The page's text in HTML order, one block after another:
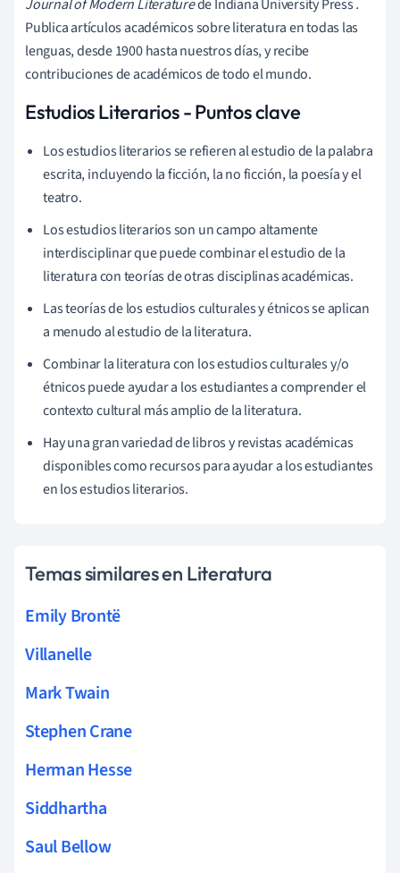
Journal of Modern Literaturede Indiana University Press.
Publica artículos académicos sobre literatura en todas las
lenguas, desde 1900 hasta nuestros días, y recibe
contribuciones de académicos de todo el mundo.
Estudios Literarios - Puntos clave
Los estudios literarios se refieren al estudio de la palabra
escrita, incluyendo la ficción, la no ficción, la poesía y el
teatro.
Los estudios literarios son un campo altamente
interdisciplinar que puede combinar el estudio de la
literatura con teorías de otras disciplinas académicas.
Las teorías de los estudios culturales y étnicos se aplican
a menudo al estudio de la literatura.
Combinar la literatura con los estudios culturales y/o
étnicos puede ayudar a los estudiantes a comprender el
contexto cultural más amplio de la literatura.
Hay una gran variedad de libros y revistas académicas
disponibles como recursos para ayudar a los estudiantes
en los estudios literarios.
Temas similares en Literatura
Emily Brontë
Villanelle
Mark Twain
Stephen Crane
Herman Hesse
Siddhartha
Saul Bellow